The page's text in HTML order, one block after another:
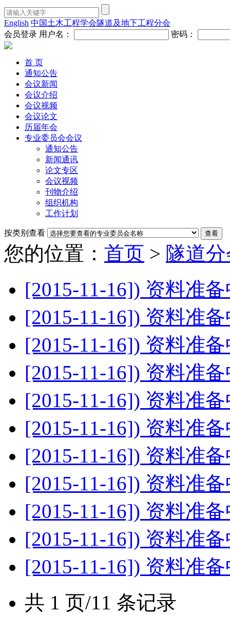
English 中国土木工程学会隧道及地下工程分会
会员登录 用户名： 密码：
首 页
通知公告
会议新闻
会议介绍
会议视频
会议论文
历届年会
专业委员会会议
通知公告
新闻通讯
论文专区
会议视频
刊物介绍
组织机构
工作计划
按类别查看
您的位置： 首页 > 隧道
[2015-11-16]) 资料准备
[2015-11-16]) 资料准备
[2015-11-16]) 资料准备
[2015-11-16]) 资料准备
[2015-11-16]) 资料准备
[2015-11-16]) 资料准备
[2015-11-16]) 资料准备
[2015-11-16]) 资料准备
[2015-11-16]) 资料准备
[2015-11-16]) 资料准备
[2015-11-16]) 资料准备
共 1 页/11 条记录